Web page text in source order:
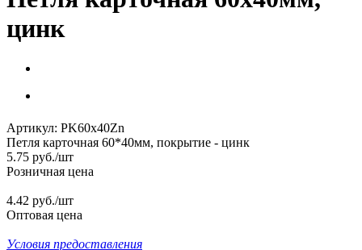
цинк
Артикул: PK60x40Zn
Петля карточная 60*40мм, покрытие - цинк
5.75 руб./шт
Розничная цена
4.42 руб./шт
Оптовая цена
Условия предоставления